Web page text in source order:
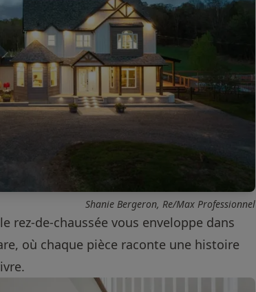
Shanie Bergeron, Re/Max Professionnel
rez-de-chaussée vous enveloppe dans
où chaque pièce raconte une histoire